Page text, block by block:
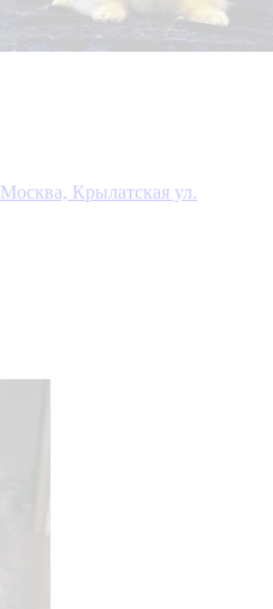
Москва, Крылатская ул.